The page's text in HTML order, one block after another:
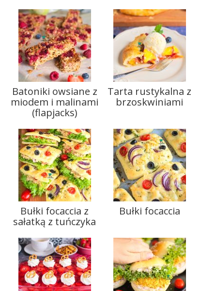
Batoniki owsiane z
miodem i malinami
(flapjacks)
Tarta rustykalna z
brzoskwiniami
Bułki focaccia z
sałatką z tuńczyka
Bułki focaccia